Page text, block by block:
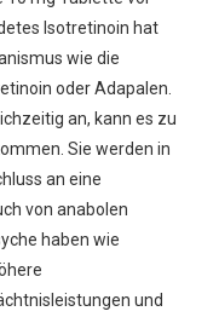
Isotretinoin hat
wie die
oder Adapalen.
an, kann es zu
Sie werden in
an eine
von anabolen
haben wie
und